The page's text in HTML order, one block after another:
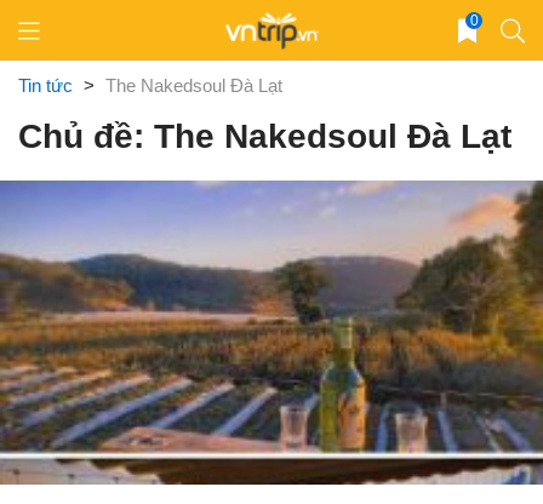
content
0
Tin tức > The Nakedsoul Đà Lạt
Chủ đề: The Nakedsoul Đà Lạt